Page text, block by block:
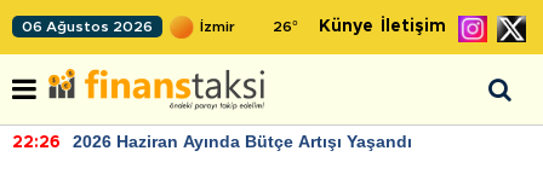
06 Ağustos 2026 26° Künye İletişim
22:26 2026 Haziran Ayında Bütçe Artışı Yaşandı